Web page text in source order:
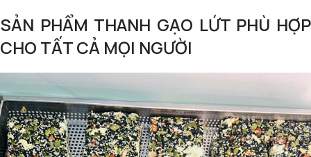
SẢN PHẨM THANH GẠO LỨT PHÙ HỢP
CHO TẤT CẢ MỌI NGƯỜI